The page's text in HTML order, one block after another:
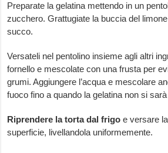
Preparate la gelatina mettendo in un
zucchero. Grattugiate la buccia del
succo.
Versateli nel pentolino insieme agli altri
fornello e mescolate con una frusta per
grumi. Aggiungere l’acqua e mescolare
fuoco fino a quando la gelatina non si
Riprendere la torta dal frigoe versare
superficie, livellandola uniformemente.